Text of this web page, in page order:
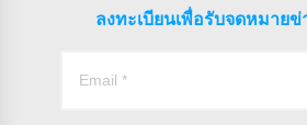
ลงทะเบียนเพื่อรับจดหมาย